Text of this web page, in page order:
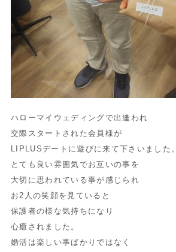
ハローマイウェディングで出逢われ
交際スタートされた会員様が
LIPLUSデートに遊びに来て下さいました。
とても良い雰囲気でお互いの事を
大切に思われている事が感じられ
お2人の笑顔を見ていると
保護者の様な気持ちになり
心癒されました。
婚活は楽しい事ばかりではなく